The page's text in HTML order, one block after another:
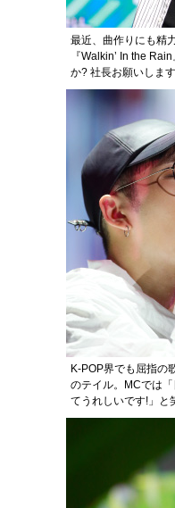
最近、曲作りにも精
『Walkin’ In the
か? 社長お願いしま
K-POP界でも屈指の
のテイル。MCでは
てうれしいです!」と